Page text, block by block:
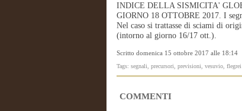
INDICE DELLA SISMICITA'
GIORNO 18 OTTOBRE 2017. I
Nel caso si trattasse di sciami di
(intorno al giorno 16/17 ott.).
Scritto domenica 15 ottobre 2017 alle 18:14
Tags: segnali, precursori, previsioni, vesuvio, flegrei
COMMENTI